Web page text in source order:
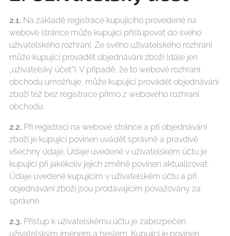
2.1. Na základě registrace kupujícího provedené na
webové stránce může kupující přistupovat do svého
uživatelského rozhraní. Ze svého uživatelského rozhraní
může kupující provádět objednávání zboží (dále jen
„uživatelský účet“). V případě, že to webové rozhraní
obchodu umožňuje, může kupující provádět objednávání
zboží též bez registrace přímo z webového rozhraní
obchodu.
2.2. Při registraci na webové stránce a při objednávání
zboží je kupující povinen uvádět správně a pravdivě
všechny údaje. Údaje uvedené v uživatelském účtu je
kupující při jakékoliv jejich změně povinen aktualizovat.
Údaje uvedené kupujícím v uživatelském účtu a při
objednávání zboží jsou prodávajícím považovány za
správné.
2.3. Přístup k uživatelskému účtu je zabezpečen
uživatelským jménem a heslem. Kupující je povinen